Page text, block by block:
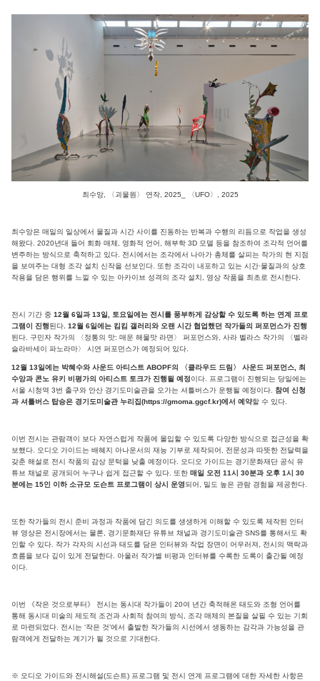
최수앙, 〈괴물원〉 연작, 2025_ 〈UFO〉, 2025
최수앙은 매일의 일상에서 물질과 시간 사이를 진동하는 반복과 수행의 리듬으로 작업을 생성
해왔다. 2020년대 들어 회화 매체, 영화적 언어, 해부학 3D 모델 등을 참조하여 조각적 언어를
변주하는 방식으로 축적하고 있다. 전시에서는 조각에서 나아가 총체를 살피는 작가의 현 지점
을 보여주는 대형 조각 설치 신작을 선보인다. 또한 조각이 내포하고 있는 시간·물질과의 상호
작용을 담은 행위를 느낄 수 있는 아카이브 성격의 조각 설치, 영상 작품을 최초로 전시한다.
전시 기간 중 12월 6일과 13일, 토요일에는 전시를 풍부하게 감상할 수 있도록 하는 연계 프로
그램이 진행된다. 12월 6일에는 킴킴 갤러리와 오랜 시간 협업했던 작가들의 퍼포먼스가 진행
된다. 구민자 작가의 〈정통의 맛: 매운 해물맛 라면〉 퍼포먼스와, 사라 벨라스 작가의 〈벨라
슬라바세이 파노라마〉 시연 퍼포먼스가 예정되어 있다.
12월 13일에는 박혜수와 사운드 아티스트 ABOPF의 〈클라우드 드림〉 사운드 퍼포먼스, 최
수앙과 콘노 유키 비평가의 아티스트 토크가 진행될 예정이다. 프로그램이 진행되는 당일에는
서울 시청역 3번 출구와 안산 경기도미술관을 오가는 셔틀버스가 운행될 예정이다. 참여 신청
과 셔틀버스 탑승은 경기도미술관 누리집(https://gmoma.ggcf.kr)에서 예약할 수 있다.
이번 전시는 관람객이 보다 자연스럽게 작품에 몰입할 수 있도록 다양한 방식으로 접근성을 확
보했다. 오디오 가이드는 배혜지 아나운서의 재능 기부로 제작되어, 전문성과 따뜻한 전달력을
갖춘 해설로 전시 작품의 감상 문턱을 낮출 예정이다. 오디오 가이드는 경기문화재단 공식 유
튜브 채널로 공개되어 누구나 쉽게 접근할 수 있다. 또한 매일 오전 11시 30분과 오후 1시 30
분에는 15인 이하 소규모 도슨트 프로그램이 상시 운영되어, 밀도 높은 관람 경험을 제공한다.
또한 작가들의 전시 준비 과정과 작품에 담긴 의도를 생생하게 이해할 수 있도록 제작된 인터
뷰 영상은 전시장에서는 물론, 경기문화재단 유튜브 채널과 경기도미술관 SNS를 통해서도 확
인할 수 있다. 작가 각자의 시선과 태도를 담은 인터뷰와 작업 장면이 어우러져, 전시의 맥락과
흐름을 보다 깊이 있게 전달한다. 아울러 작가별 비평과 인터뷰를 수록한 도록이 출간될 예정
이다.
이번 《작은 것으로부터》 전시는 동시대 작가들이 20여 년간 축적해온 태도와 조형 언어를
통해 동시대 미술의 제도적 조건과 사회적 참여의 방식, 조각 매체의 본질을 살필 수 있는 기회
로 마련되었다. 전시는 ‘작은 것’에서 출발한 작가들의 시선에서 생동하는 감각과 가능성을 관
람객에게 전달하는 계기가 될 것으로 기대한다.
※ 오디오 가이드와 전시해설(도슨트) 프로그램 및 전시 연계 프로그램에 대한 자세한 사항은